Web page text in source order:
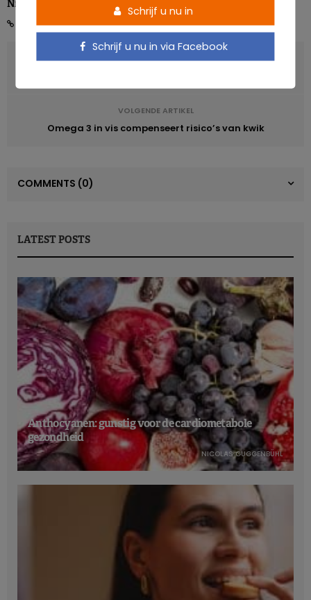
Nicolas Rousseau
VORIG ARTIKEL
VOLGENDE ARTIKEL
Omega 3 in vis compenseert risico’s van kwik
COMMENTS (0)
LATEST POSTS
Anthocyanen: gunstig voor de cardiometabole
gezondheid
NICOLAS GUGGENBÜHL
Schrijf u nu in
Schrijf u nu in via Facebook